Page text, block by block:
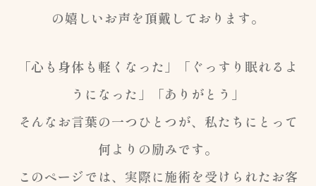
の嬉しいお声を頂戴しております。
「心も身体も軽くなった」「ぐっすり眠れるよ
うになった」「ありがとう」
そんなお言葉の一つひとつが、私たちにとって
何よりの励みです。
このページでは、実際に施術を受けられたお客